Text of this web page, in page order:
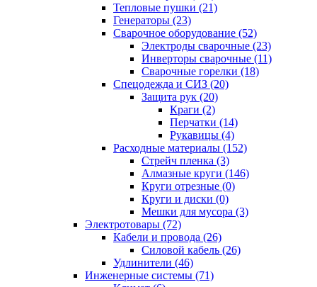
Тепловые пушки (21)
Генераторы (23)
Сварочное оборудование (52)
Электроды сварочные (23)
Инверторы сварочные (11)
Сварочные горелки (18)
Спецодежда и СИЗ (20)
Защита рук (20)
Краги (2)
Перчатки (14)
Рукавицы (4)
Расходные материалы (152)
Стрейч пленка (3)
Алмазные круги (146)
Круги отрезные (0)
Круги и диски (0)
Мешки для мусора (3)
Электротовары (72)
Кабели и провода (26)
Силовой кабель (26)
Удлинители (46)
Инженерные системы (71)